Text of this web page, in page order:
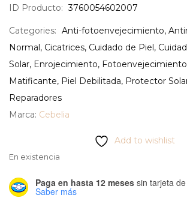
ID Producto: 3760054602007
Categories: Anti-fotoenvejecimiento,
Normal, Cicatrices, Cuidado de Piel,
Solar, Enrojecimiento, Fotoenvejecimiento
Matificante, Piel Debilitada, Protector
Reparadores
Marca: Cebelia
Add to wishlist
En existencia
Paga en hasta 12 meses sin tarjeta
Saber más